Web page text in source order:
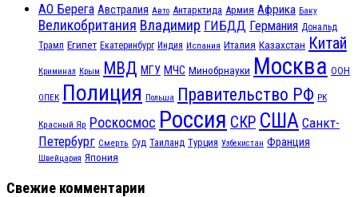
АО Берега Австралия Авто Антарктида Армия Африка Баку
Великобритания Владимир ГИБДД Германия Дональд
Трамп Египет Екатеринбург Индия Испания Италия Казахстан Китай
Криминал Крым МВД МГУ МЧС Минобрнауки Москва ООН
ОПЕК Полиция Польша Правительство РФ РК
Красный Яр Роскосмос Россия СКР США Санкт-
Петербург Смерть Суд Таиланд Турция Узбекистан Франция
Швейцария Япония
Свежие комментарии